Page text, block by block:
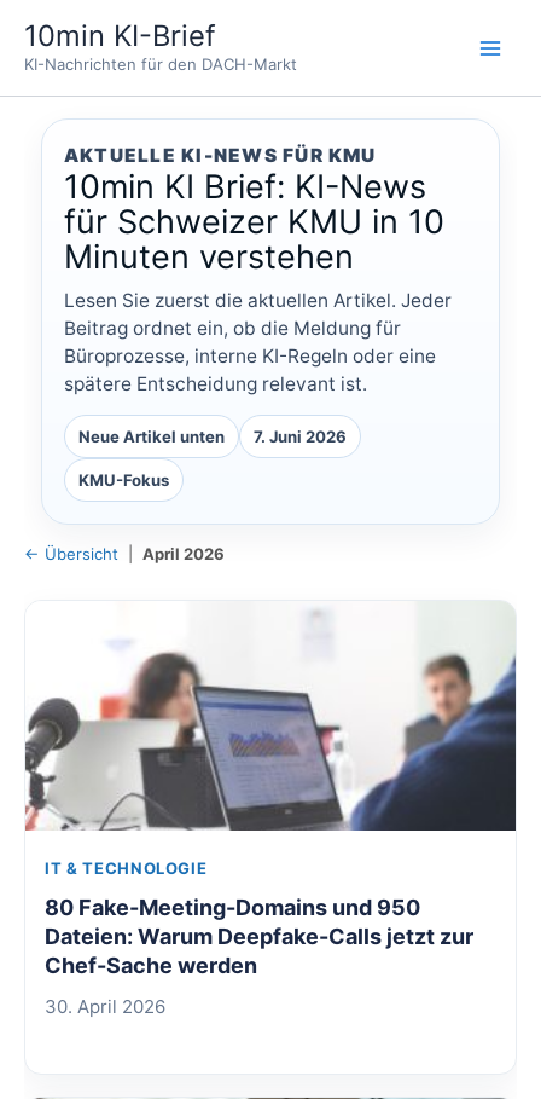
Inhalt
springen
10min KI-Brief
KI-Nachrichten für den DACH-Markt
AKTUELLE KI-NEWS FÜR KMU
10min KI Brief: KI-News
für Schweizer KMU in 10
Minuten verstehen
Lesen Sie zuerst die aktuellen Artikel. Jeder
Beitrag ordnet ein, ob die Meldung für
Büroprozesse, interne KI-Regeln oder eine
spätere Entscheidung relevant ist.
Neue Artikel unten 7. Juni 2026
KMU-Fokus
← Übersicht April 2026
IT & TECHNOLOGIE
80 Fake-Meeting-Domains und 950
Dateien: Warum Deepfake-Calls jetzt zur
Chef-Sache werden
30. April 2026